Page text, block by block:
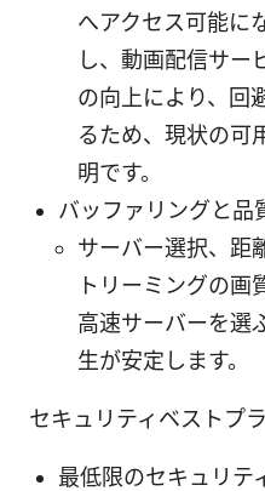
へアクセス可能に
し、動画配信サー
の向上により、回
るため、現状の可
明です。
バッファリングと品
サーバー選択、距
トリーミングの画
高速サーバーを選
生が安定します。
セキュリティベストプ
最低限のセキュリテ